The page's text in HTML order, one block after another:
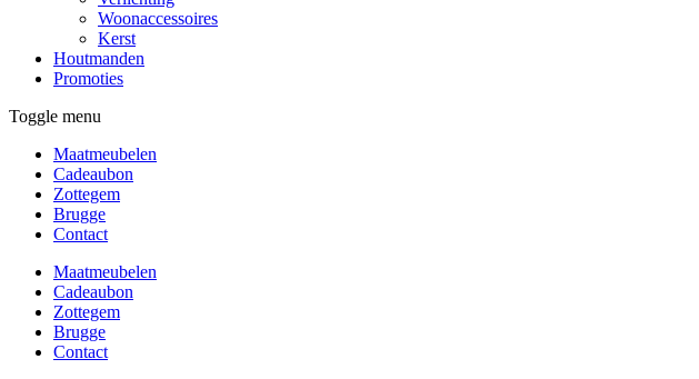
Woonaccessoires
Kerst
Houtmanden
Promoties
Toggle menu
Maatmeubelen
Cadeaubon
Zottegem
Brugge
Contact
Maatmeubelen
Cadeaubon
Zottegem
Brugge
Contact